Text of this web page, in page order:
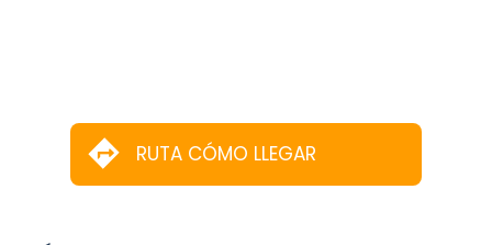
RUTA CÓMO LLEGAR